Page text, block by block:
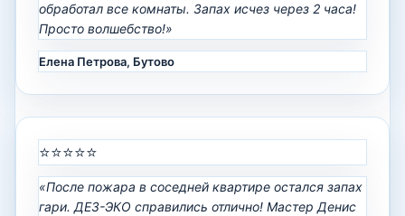
обработал все комнаты. Запах исчез через 2 часа!
Просто волшебство!»
Елена Петрова, Бутово
⭐⭐⭐⭐⭐
«После пожара в соседней квартире остался запах
гари. ДЕЗ-ЭКО справились отлично! Мастер Денис